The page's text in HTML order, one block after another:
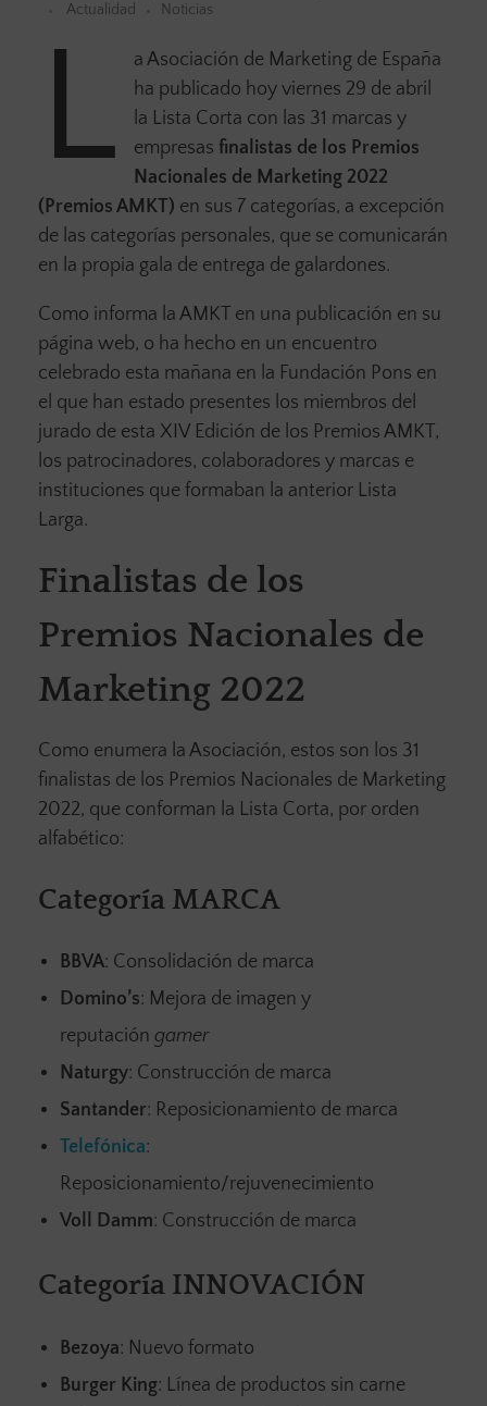
Actualidad
Noticias
L
a Asociación de Marketing de España
ha publicado hoy viernes 29 de abril
la Lista Corta con las 31 marcas y
empresas finalistas de los Premios
Nacionales de Marketing 2022
(Premios AMKT) en sus 7 categorías, a excepción
de las categorías personales, que se comunicarán
en la propia gala de entrega de galardones.
Como informa la AMKT en una publicación en su
página web, o ha hecho en un encuentro
celebrado esta mañana en la Fundación Pons en
el que han estado presentes los miembros del
jurado de esta XIV Edición de los Premios AMKT,
los patrocinadores, colaboradores y marcas e
instituciones que formaban la anterior Lista
Larga.
Finalistas de los
Premios Nacionales de
Marketing 2022
Como enumera la Asociación, estos son los 31
finalistas de los Premios Nacionales de Marketing
2022, que conforman la Lista Corta, por orden
alfabético:
Categoría MARCA
BBVA: Consolidación de marca
Domino’s: Mejora de imagen y
reputación gamer
Naturgy: Construcción de marca
Santander: Reposicionamiento de marca
Telefónica:
Reposicionamiento/rejuvenecimiento
Voll Damm: Construcción de marca
Categoría INNOVACIÓN
Bezoya: Nuevo formato
Burger King: Línea de productos sin carne